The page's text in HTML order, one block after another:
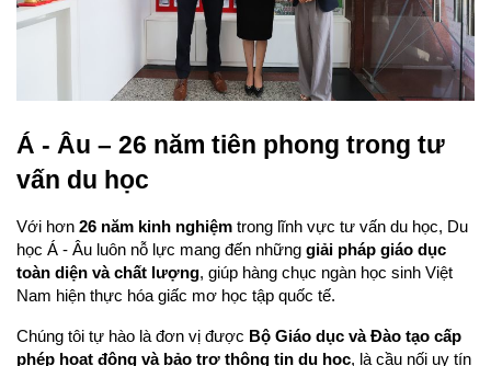
Á - Âu – 26 năm tiên phong trong tư
vấn du học
Với hơn 26 năm kinh nghiệm trong lĩnh vực tư vấn du học, Du
học Á - Âu luôn nỗ lực mang đến những giải pháp giáo dục
toàn diện và chất lượng, giúp hàng chục ngàn học sinh Việt
Nam hiện thực hóa giấc mơ học tập quốc tế.
Chúng tôi tự hào là đơn vị được Bộ Giáo dục và Đào tạo cấp
phép hoạt động và bảo trợ thông tin du học, là cầu nối uy tín